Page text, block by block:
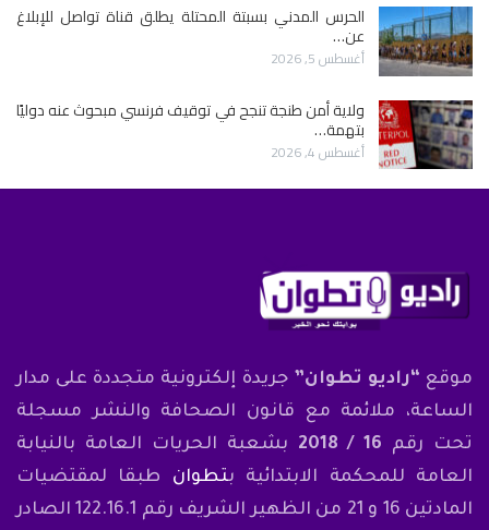
الحرس المدني بسبتة المحتلة يطلق قناة تواصل للإبلاغ
عن…
أغسطس 5, 2026
ولاية أمن طنجة تنجح في توقيف فرنسي مبحوث عنه دوليًا
بتهمة…
أغسطس 4, 2026
موقع “راديو تطوان” جريدة إلكترونية متجددة على مدار
الساعة، ملائمة مع قانون الصحافة والنشر مسجلة
تحت رقم 16 / 2018
بشعبة الحريات العامة بالنيابة
العامة للمحكمة الابتدائية بتطوان طبقا لمقتضيات
المادتين 16 و 21 من الظهير الشريف رقم 122.16.1 الصادر